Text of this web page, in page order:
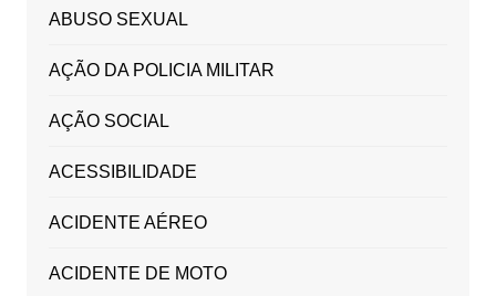
ABUSO SEXUAL
AÇÃO DA POLICIA MILITAR
AÇÃO SOCIAL
ACESSIBILIDADE
ACIDENTE AÉREO
ACIDENTE DE MOTO